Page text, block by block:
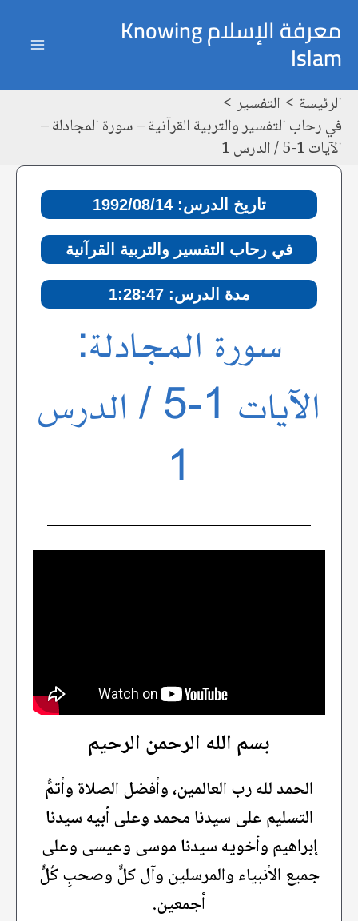
إلى
المحتوى
معرفة الإسلام Knowing
Islam
الرئيسة
التفسير
في رحاب التفسير والتربية القرآنية – سورة المجادلة –
الآيات 1-5 / الدرس 1
تاريخ الدرس: 1992/08/14
في رحاب التفسير والتربية القرآنية
مدة الدرس: 1:28:47
سورة المجادلة:
الآيات 1-5 / الدرس
1
بسم الله الرحمن الرحيم
الحمد لله رب العالمين، وأفضل الصلاة وأتمُّ
التسليم على سيدنا محمد وعلى أبيه سيدنا
إبراهيم وأخويه سيدنا موسى وعيسى وعلى
جميع الأنبياء والمرسلين وآل كلٍّ وصحبِ كُلٍّ
أجمعين.
navigation